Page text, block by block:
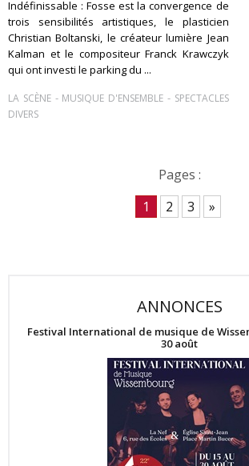
Indéfinissable : Fosse est la convergence de
trois sensibilités artistiques, le plasticien
Christian Boltanski, le créateur lumière Jean
Kalman et le compositeur Franck Krawczyk
qui ont investi le parking du ...
LA SCÈNE- MUSIQUE D'ENSEMBLE - SPECTACLES
DIVERS
Pages :
1
2 3 »
ANNONCES
Festival International de musique de
30 août